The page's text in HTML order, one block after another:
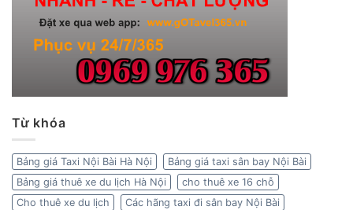
Từ khóa
Bảng giá Taxi Nội Bài Hà Nội
Bảng giá taxi sân bay Nội Bài
Bảng giá thuê xe du lịch Hà Nội
cho thuê xe 16 chỗ
Cho thuê xe du lịch
Các hãng taxi đi sân bay Nội Bài